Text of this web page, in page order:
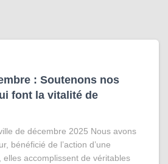
: Soutenons nos
font la vitalité de
de décembre 2025 Nous avons
bénéficié de l’action d’une
elles accomplissent de véritables